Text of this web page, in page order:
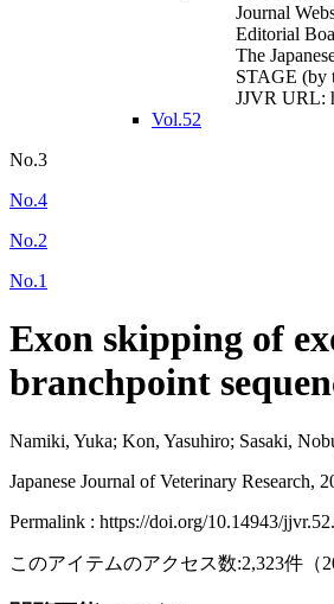
Journal
Editorial
The
STAGE (by
JJVR URL:
Vol.52
No.3
No.4
No.2
No.1
Exon skipping of
branchpoint
Namiki, Yuka; Kon, Yasuhiro; Sasaki,
Japanese Journal of Veterinary Research,
Permalink : https://doi.org/10.14943/
このアイテムのアクセス数:2,323件 （